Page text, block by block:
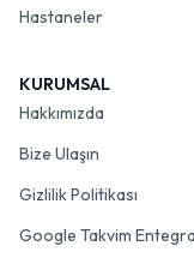
Hastaneler
KURUMSAL
Hakkımızda
Bize Ulaşın
Gizlilik Politikası
Google Takvim